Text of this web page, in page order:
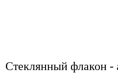
Стеклянный флакон -